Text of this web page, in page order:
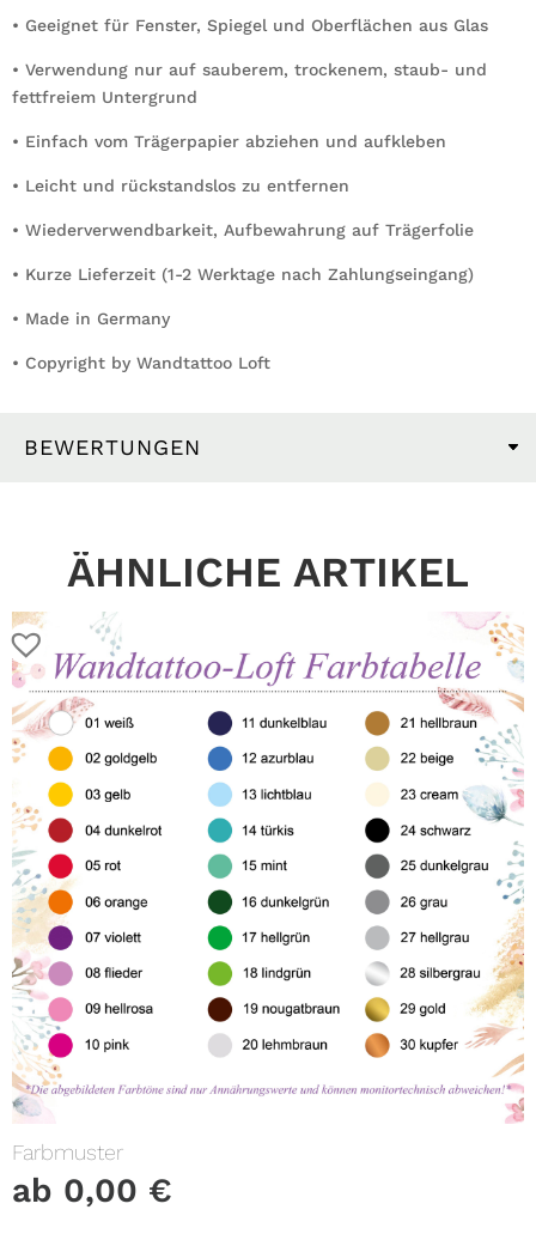
• Geeignet für Fenster, Spiegel und Oberflächen aus Glas
• Verwendung nur auf sauberem, trockenem, staub- und
fettfreiem Untergrund
• Einfach vom Trägerpapier abziehen und aufkleben
• Leicht und rückstandslos zu entfernen
• Wiederverwendbarkeit, Aufbewahrung auf Trägerfolie
• Kurze Lieferzeit (1-2 Werktage nach Zahlungseingang)
• Made in Germany
• Copyright by Wandtattoo Loft
BEWERTUNGEN
ÄHNLICHE ARTIKEL
Farbmuster
ab 0,00 €